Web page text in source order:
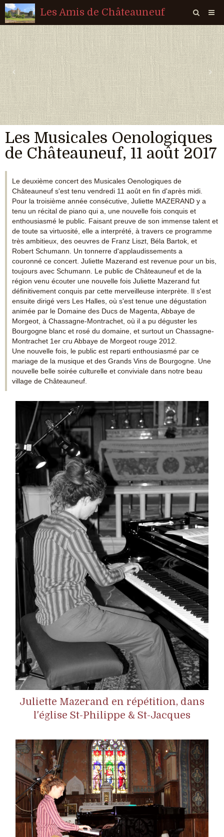
Les Amis de Châteauneuf
Page d'accueil
Livre d'or
Agenda
Quiz
Vidéos
Album
Contact
‹ ›
Les Musicales Oenologiques
de Châteauneuf, 11 août 2017
Le deuxième concert des Musicales Oenologiques de
Châteauneuf s'est tenu vendredi 11 août en fin d'après midi.
Pour la troisième année consécutive, Juliette MAZERAND y a
tenu un récital de piano qui a, une nouvelle fois conquis et
enthousiasmé le public. Faisant preuve de son immense talent et
de toute sa virtuosité, elle a interprété, à travers ce programme
très ambitieux, des oeuvres de Franz Liszt, Béla Bartok, et
Robert Schumann. Un tonnerre d'applaudissements a
couronné ce concert. Juliette Mazerand est revenue pour un bis,
toujours avec Schumann. Le public de Châteauneuf et de la
région venu écouter une nouvelle fois Juliette Mazerand fut
définitivement conquis par cette merveilleuse interprète. Il s'est
ensuite dirigé vers Les Halles, où s'est tenue une dégustation
animée par le Domaine des Ducs de Magenta, Abbaye de
Morgeot, à Chassagne-Montrachet, où il a pu déguster les
Bourgogne blanc et rosé du domaine, et surtout un Chassagne-
Montrachet 1er cru Abbaye de Morgeot rouge 2012.
Une nouvelle fois, le public est reparti enthousiasmé par ce
mariage de la musique et des Grands Vins de Bourgogne. Une
nouvelle belle soirée culturelle et conviviale dans notre beau
village de Châteauneuf.
Juliette Mazerand en répétition, dans
l'église St-Philippe & St-Jacques